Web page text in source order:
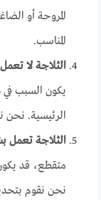
المروحة أو
المناسب.
الثلاجة لا تعمل
يكون السبب في
الرئيسية. نحن
الثلاجة تعمل
متقطع، قد
نحن نقوم